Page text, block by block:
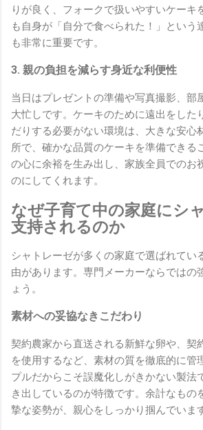
りが良く、フォークで扱いやすいケーキ
も自身が「自分で食べられた！」という
も非常に重要です。
3. 親の負担を減らす身近な利便性
当日はプレゼントの準備や写真撮影、部
大忙しです。ケーキのために遠出をした
だりする必要がない環境は、大きな安心
所で、確かな品質のケーキを準備できる
の心に余裕を生み出し、家族全員でのお
のにしてくれます。
なぜ子育て中の家庭にシ
支持されるのか
シャトレーゼが多くの家庭で選ばれてい
由があります。専門メーカーならではの
ょう。
素材への妥協なきこだわり
契約農家から直送される新鮮な卵や、契
を使用するなど、素材の質を徹底的に管
プルだからこそ誤魔化しがきかない製法
き出しているのが特徴です。余計なもの
摯な姿勢が、親心をしっかり掴んでいま